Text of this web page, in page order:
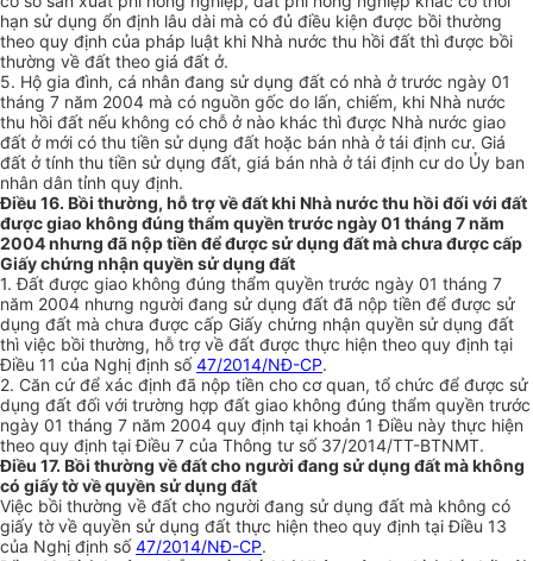
hạn sử dụng ổn định lâu dài mà có đủ điều kiện được bồi thường
theo quy định của pháp luật khi Nhà nước thu hồi đất thì được bồi
thường về đất theo giá đất ở.
5. Hộ gia đình, cá nhân đang sử dụng đất có nhà ở trước ngày 01
tháng 7 năm 2004 mà có nguồn gốc do lấn, chiếm, khi Nhà nước
thu hồi đất nếu không có chỗ ở nào khác thì được Nhà nước giao
đất ở mới có thu tiền sử dụng đất hoặc bán nhà ở tái định cư. Giá
đất ở tính thu tiền sử dụng đất, giá bán nhà ở tái định cư do Ủy ban
nhân dân tỉnh quy định.
Điều 16. Bồi thường, hỗ trợ về đất khi Nhà nước thu hồi đối với đất
được giao không đúng thẩm quyền trước ngày 01 tháng 7 năm
2004 nhưng đã nộp tiền để được sử dụng đất mà chưa được cấp
Giấy chứng nhận quyền sử dụng đất
1.Đất được giao không đúng thẩm quyền trước ngày 01 tháng 7
năm 2004 nhưng người đang sử dụng đất đã nộp tiền để được sử
dụng đất mà chưa được cấp Giấy chứng nhận quyền sử dụng đất
thì việc bồi thường, hỗ trợ về đất được thực hiện theo quy định tại
Điều 11 của Nghị định số47/2014/NĐ-CP.
2. Căn cứ để xác định đã nộp tiền cho cơ quan, tổ chức để được sử
dụng đất đối với trường hợp đất giao không đúng thẩm quyền trước
ngày 01 tháng 7 năm 2004 quy định tại khoản 1 Điều này thực hiện
theo quy định tại Điều 7 của Thông tư số 37/2014/TT-BTNMT.
Điều 17. Bồi thường về đất cho người đang sử dụng đất mà không
có giấy tờ về quyền sử dụng đất
Việc bồi thường về đất cho người đang sử dụng đất mà không có
giấy tờ về quyền sử dụng đất thực hiện theo quy định tại Điều 13
của Nghị định số47/2014/NĐ-CP.